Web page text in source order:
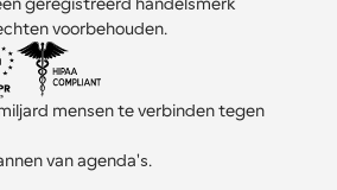
voorbehouden.
mensen te verbinden tegen
van agenda's.